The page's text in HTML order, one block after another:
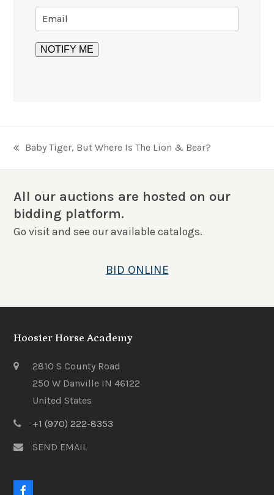
previous
Baby Tiger, But Where Is The Lion & Bear?
All our auctions are hosted on our
bidding platform.
Go visit and see our available catalogs.
BID ONLINE
Hoosier Horse Academy
2810 S County Road
250 W Danville IN 46122
United States
+1 (970) 222-8353
SEND EMAIL